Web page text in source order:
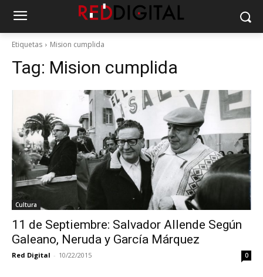
Etiquetas Mision cumplida
Tag: Mision cumplida
Cultura
11 de Septiembre: Salvador Allende Según
Galeano, Neruda y García Márquez
Red Digital - 10/22/2015 0